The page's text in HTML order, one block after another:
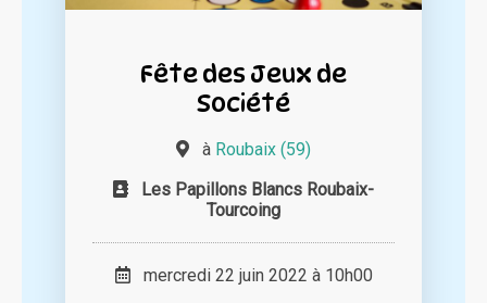
Fête des Jeux de
Société
à Roubaix (59)
Les Papillons Blancs Roubaix-
Tourcoing
mercredi 22 juin 2022 à 10h00